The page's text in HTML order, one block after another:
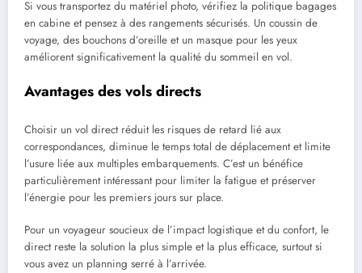
Si vous transportez du matériel photo, vérifiez la politique bagages
en cabine et pensez à des rangements sécurisés. Un coussin de
voyage, des bouchons d’oreille et un masque pour les yeux
améliorent significativement la qualité du sommeil en vol.
Avantages des vols directs
Choisir un vol direct réduit les risques de retard lié aux
correspondances, diminue le temps total de déplacement et limite
l’usure liée aux multiples embarquements. C’est un bénéfice
particulièrement intéressant pour limiter la fatigue et préserver
l’énergie pour les premiers jours sur place.
Pour un voyageur soucieux de l’impact logistique et du confort, le
direct reste la solution la plus simple et la plus efficace, surtout si
vous avez un planning serré à l’arrivée.